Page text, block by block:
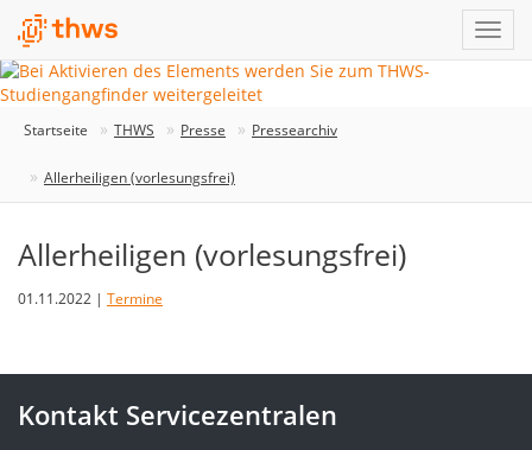
Startseite THWS Presse Pressearchiv
Allerheiligen (vorlesungsfrei)
Allerheiligen (vorlesungsfrei)
01.11.2022 | Termine
Kontakt Servicezentralen